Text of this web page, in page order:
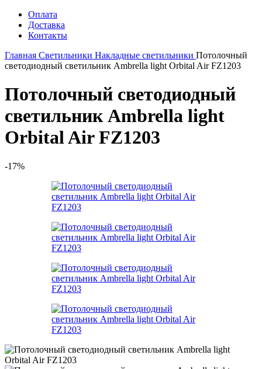
Оплата
Доставка
Контакты
Главная Светильники Накладные светильники Потолочный
светодиодный светильник Ambrella light Orbital Air FZ1203
Потолочный светодиодный
светильник Ambrella light
Orbital Air FZ1203
-17%